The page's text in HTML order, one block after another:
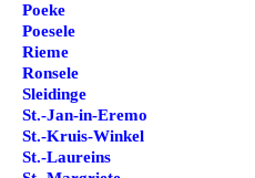
Poeke
Poesele
Rieme
Ronsele
Sleidinge
St.-Jan-in-Eremo
St.-Kruis-Winkel
St.-Laureins